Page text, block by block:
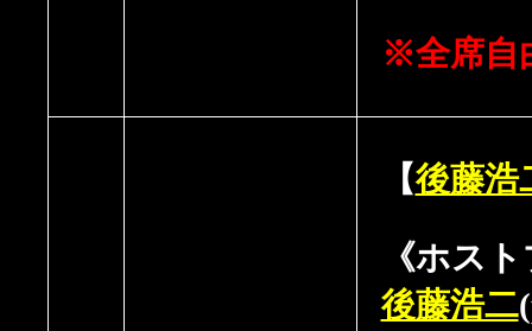
※全席自
【後藤浩
《ホス
後藤浩二